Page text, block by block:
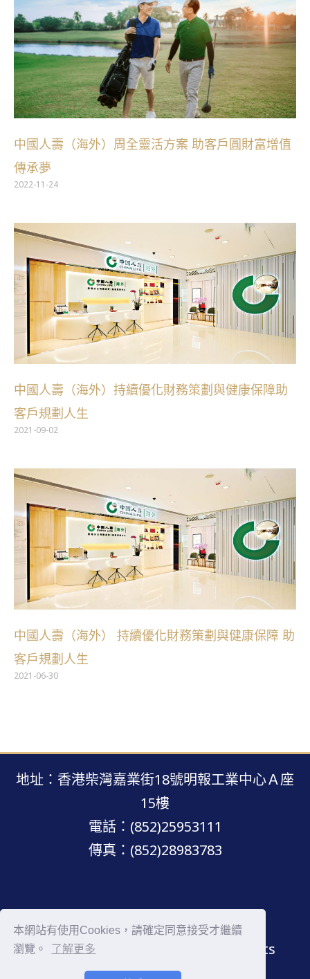
本網站有使用Cookies，請確定同意接受才繼續
瀏覽。
了解更多
中國人壽（海外）周全靈活方案 助客戶圓財富增值
傳承夢
2022-11-24
中國人壽（海外）持續優化財務策劃與健康保障助
客戶規劃人生
2021-09-02
中國人壽（海外） 持續優化財務策劃與健康保障 助
客戶規劃人生
2021-06-30
地址：香港柴灣嘉業街18號明報工業中心Ａ座
15樓
電話：(852)25953111
傳真：(852)28983783
明報網站 · 版權所有 · 不得轉載
Copyright © Mingpao.com All rights
reserved.